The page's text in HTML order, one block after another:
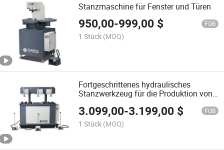
Stanzmaschine für Fenster und Türen
950,00-999,00 $ FOB
1 Stück (MOQ)
Fortgeschrittenes hydraulisches
Stanzwerkzeug für die Produktion von
3.099,00-3.199,00 $ FOB
1 Stück (MOQ)